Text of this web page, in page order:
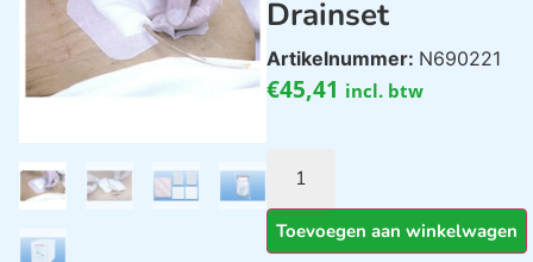
Drainset
Artikelnummer: N690221
€45,41 incl. btw
Toevoegen aan winkelwagen